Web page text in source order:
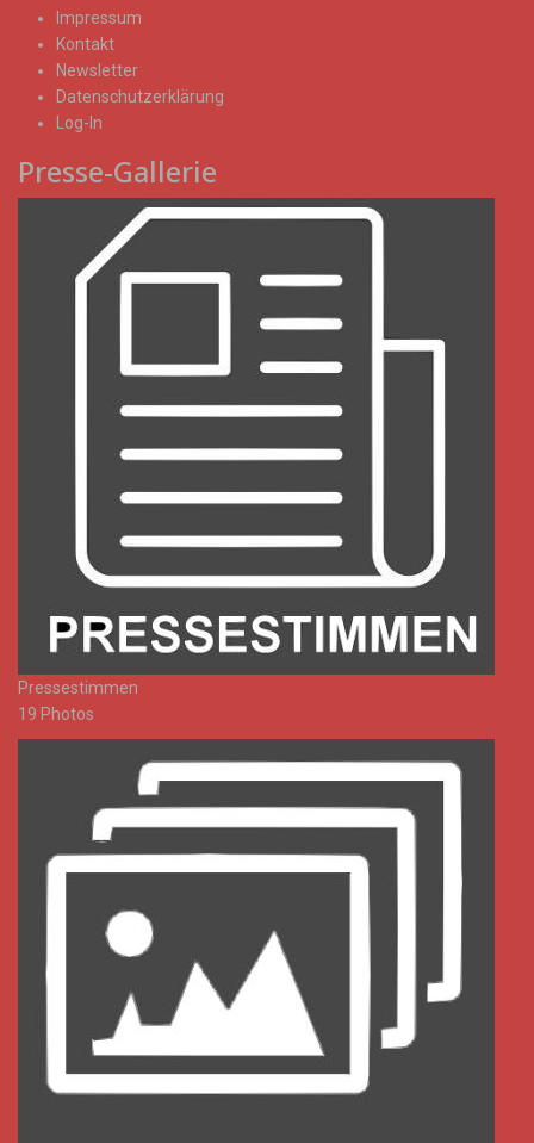
Impressum
Kontakt
Newsletter
Datenschutzerklärung
Log-In
Presse-Gallerie
Pressestimmen
19 Photos